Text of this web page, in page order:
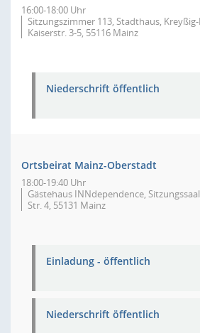
16:00-18:00 Uhr
Sitzungszimmer 113, Stadthaus, Kreyßig-
Kaiserstr. 3-5, 55116 Mainz
Niederschrift öffentlich
Ortsbeirat Mainz-Oberstadt
18:00-19:40 Uhr
Gästehaus INNdependence,
Str. 4, 55131 Mainz
Einladung - öffentlich
Niederschrift öffentlich